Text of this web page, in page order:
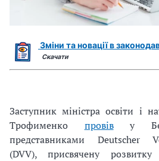
Зміни та новації в
Скачати
Заступник міністра освіти і
Трофименко провіву
представниками Deutscher
(DVV), присвячену